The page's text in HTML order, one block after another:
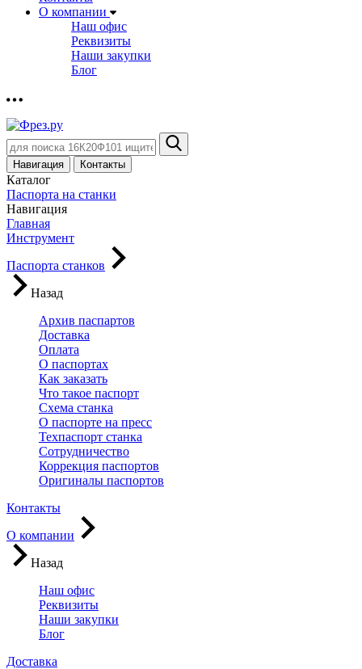
О компании
Наш офис
Реквизиты
Наши закупки
Блог
Навигация Контакты
Каталог
Паспорта на станки
Навигация
Главная
Инструмент
Паспорта станков
Назад
Архив паспартов
Доставка
Оплата
О паспортах
Как заказать
Что такое паспорт
Схема станка
О паспорте на пресс
Техпаспорт станка
Сотрудничество
Коррекция паспортов
Оригиналы паспортов
Контакты
О компании
Назад
Наш офис
Реквизиты
Наши закупки
Блог
Доставка